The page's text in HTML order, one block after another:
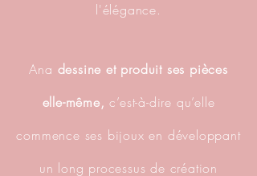
l'élégance.
Ana dessine et produit ses pièces
elle-même, c’est-à-dire qu’elle
commence ses bijoux en développant
un long processus de création